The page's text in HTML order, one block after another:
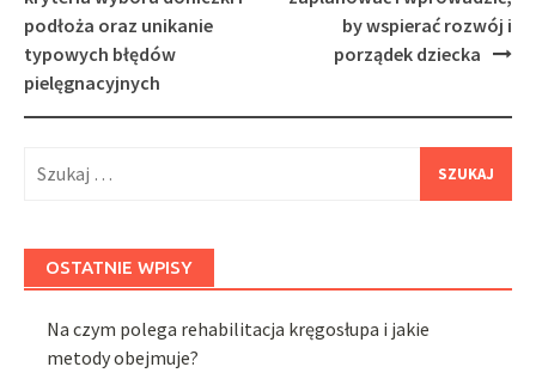
podłoża oraz unikanie
typowych błędów
pielęgnacyjnych
by wspierać rozwój i
porządek dziecka
OSTATNIE WPISY
Na czym polega rehabilitacja kręgosłupa i jakie
metody obejmuje?